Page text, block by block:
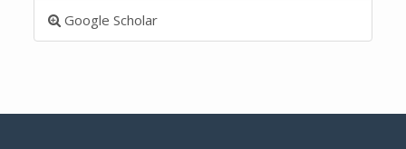
Google Scholar